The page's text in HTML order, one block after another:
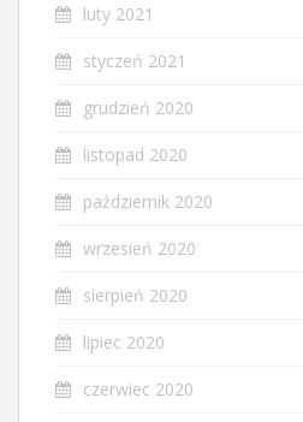
luty 2021
styczeń 2021
grudzień 2020
listopad 2020
październik 2020
wrzesień 2020
sierpień 2020
lipiec 2020
czerwiec 2020